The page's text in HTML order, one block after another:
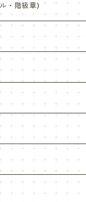
・階級章)
等